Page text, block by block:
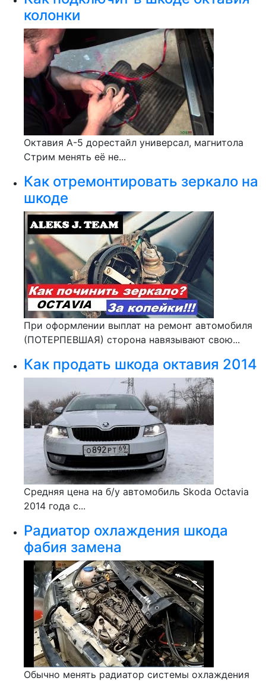
колонки
Октавия А-5 дорестайл универсал, магнитола
Стрим менять её не...
Как отремонтировать зеркало на
шкоде
При оформлении выплат на ремонт автомобиля
(ПОТЕРПЕВШАЯ) сторона навязывают свою...
Как продать шкода октавия 2014
Средняя цена на б/у автомобиль Skoda Octavia
2014 года с...
Радиатор охлаждения шкода
фабия замена
Обычно менять радиатор системы охлаждения